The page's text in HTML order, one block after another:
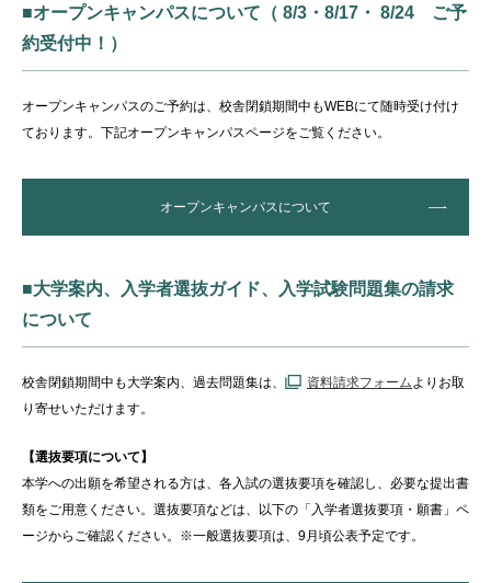
■オープンキャンパスについて（ 8/3・8/17・ 8/24 ご予
約受付中！）
オープンキャンパスのご予約は、校舎閉鎖期間中もWEBにて随時受け付け
ております。下記オープンキャンパスページをご覧ください。
オープンキャンパスについて
■大学案内、入学者選抜ガイド、入学試験問題集の請求
について
校舎閉鎖期間中も大学案内、過去問題集は、 資料請求フォームよりお取
り寄せいただけます。
【選抜要項について】
本学への出願を希望される方は、各入試の選抜要項を確認し、 必要な提出書
類をご用意ください。選抜要項などは、以下の「入学者選抜要項・願書」ペ
ージからご確認ください。※一般選抜要項は、9月頃公表予定です。